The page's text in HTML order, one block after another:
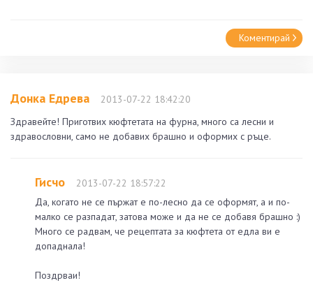
Коментирай
Донка Едрева
2013-07-22 18:42:20
Здравейте! Приготвих кюфтетата на фурна, много са лесни и
здравословни, само не добавих брашно и оформих с ръце.
Гисчо
2013-07-22 18:57:22
Да, когато не се пържат е по-лесно да се оформят, а и по-
малко се разпадат, затова може и да не се добавя брашно :)
Много се радвам, че рецептата за кюфтета от едла ви е
допаднала!
Поздрваи!